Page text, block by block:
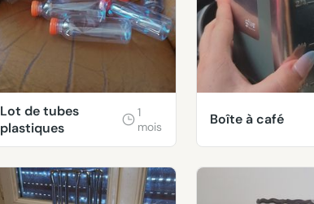
Lot de tubes
plastiques
1
mois
Boîte à café